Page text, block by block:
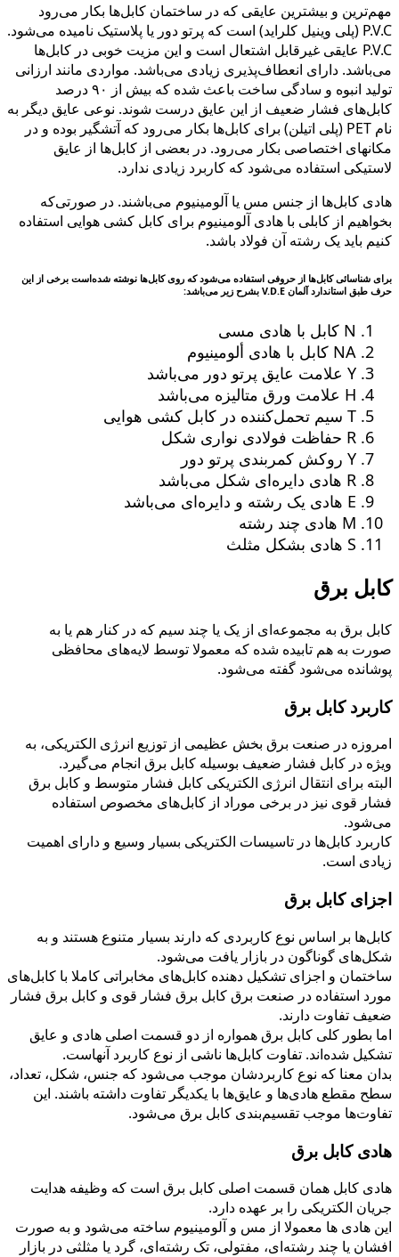
مهم‌ترین و بیشترین عایقی که در ساختمان کابل‌ها بکار می‌رود
P.V.C (پلی وینیل کلراید) است که پرتو دور یا پلاستیک نامیده می‌شود.
P.V.C عایقی غیرقابل اشتعال است و این مزیت خوبی در کابل‌ها
می‌باشد. دارای انعطاف‌پذیری زیادی می‌باشد. مواردی مانند ارزانی
تولید انبوه و سادگی ساخت باعث شده که بیش از ۹۰ درصد
کابل‌های فشار ضعیف از این عایق درست شوند. نوعی عایق دیگر به
نام PET (پلی اتیلن) برای کابل‌ها بکار می‌رود که آتشگیر بوده و در
مکانهای اختصاصی بکار می‌رود. در بعضی از کابل‌ها از عایق
لاستیکی استفاده می‌شود که کاربرد زیادی ندارد.
هادی کابل‌ها از جنس مس یا آلومینیوم می‌باشند. در صورتی‌که
بخواهیم از کابلی با هادی آلومینیوم برای کابل کشی هوایی استفاده
کنیم باید یک رشته آن فولاد باشد.
برای شناسائی کابل‌ها از حروفی استفاده می‌شود که روی کابل‌ها نوشته شده‌است برخی از این
حرف طبق استاندارد آلمان V.D.E بشرح زیر می‌باشد:
N کابل با هادی مسی
NA کابل با هادی ألومینیوم
Y علامت عایق پرتو دور می‌باشد
H علامت ورق متالیزه می‌باشد
T سیم تحمل‌کننده در کابل کشی هوایی
R حفاظت فولادی نواری شکل
Y روکش کمربندی پرتو دور
R هادی دایره‌ای شکل می‌باشد
E هادی یک رشته و دایره‌ای می‌باشد
M هادی چند رشته
S هادی بشکل مثلث
کابل برق
کابل برق به مجموعه‌ای از یک یا چند سیم که در کنار هم یا به
صورت به هم‌ تابیده شده که معمولا توسط لایه‌های محافظی
پوشانده می‌شود گفته می‌شود.
کاربرد كابل برق
امروزه در صنعت برق بخش عظیمی از توزیع انرژی الکتریکی، به
ویژه در کابل فشار ضعیف بوسیله کابل برق انجام می‌گیرد.
البته برای انتقال انرژی الکتریکی کابل فشار متوسط و کابل برق
فشار قوی نیز در برخی موراد از کابل‌های مخصوص استفاده
می‌شود.
کاربرد کابل‌ها در تاسیسات الکتریکی بسیار وسیع و دارای اهمیت
زیادی است.
اجزای كابل برق
کابل‌ها بر اساس نوع کاربردی که دارند بسیار متنوع هستند و به
شکل‌های گوناگون در بازار یافت می‌شود.
ساختمان و اجزای تشکیل دهنده کابل‌های مخابراتی کاملا با کابل‌های
مورد استفاده در صنعت برق کابل برق فشار قوی و کابل برق فشار
ضعیف تفاوت دارند.
اما بطور کلی کابل برق همواره از دو قسمت اصلی هادی و عایق
تشکیل شده‌اند. تفاوت کابل‌ها ناشی از نوع کاربرد آنهاست.
بدان معنا که نوع کاربردشان موجب می‌شود که جنس، شکل، تعداد،
سطح مقطع هادی‌ها و عایق‌ها با یکدیگر تفاوت داشته باشند. این
تفاوت‌ها موجب تقسیم‌بندی کابل برق می‌شود.
هادی كابل برق
هادی كابل همان قسمت اصلی كابل برق است كه وظیفه هدایت
جریان الكتریكی را بر عهده دارد.
این هادی ها معمولا از مس و آلومینیوم ساخته می‌شود و به صورت
افشان یا چند رشته‌ای، مفتولی، تک رشته‌ای، گرد یا مثلثی در بازار